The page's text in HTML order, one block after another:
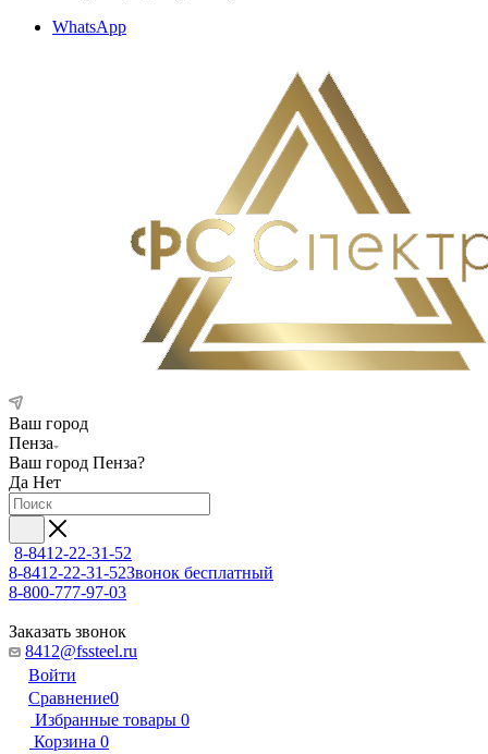
WhatsApp
Ваш город
Пенза
Ваш город Пенза?
Да Нет
8-8412-22-31-52
8-8412-22-31-52Звонок бесплатный
8-800-777-97-03
Заказать звонок
8412@fssteel.ru
Войти
Сравнение0
Избранные товары 0
Корзина 0